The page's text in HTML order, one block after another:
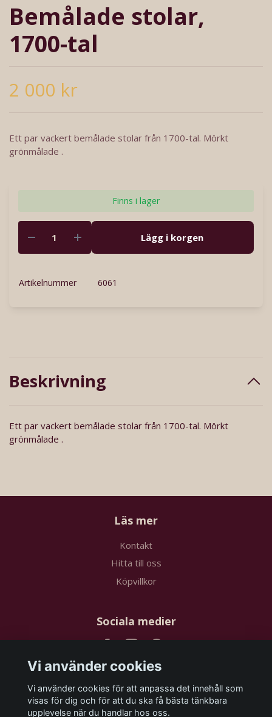
Bemålade stolar,
1700-tal
2 000 kr
Ett par vackert bemålade stolar från 1700-tal. Mörkt
grönmålade .
Finns i lager
Lägg i korgen
Artikelnummer 6061
Beskrivning
Ett par vackert bemålade stolar från 1700-tal. Mörkt
grönmålade .
Läs mer
Kontakt
Hitta till oss
Köpvillkor
Sociala medier
Prenumerera på vårt nyhetsbrev
Vi använder cookies
Vi använder cookies för att anpassa det innehåll som
visas för dig och för att du ska få bästa tänkbara
upplevelse när du handlar hos oss.